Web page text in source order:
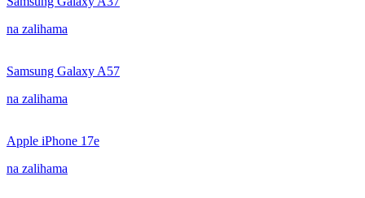
na zalihama
Samsung Galaxy A57
na zalihama
Apple iPhone 17e
na zalihama